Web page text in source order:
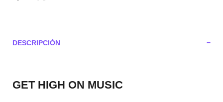
DESCRIPCIÓN
GET HIGH ON MUSIC